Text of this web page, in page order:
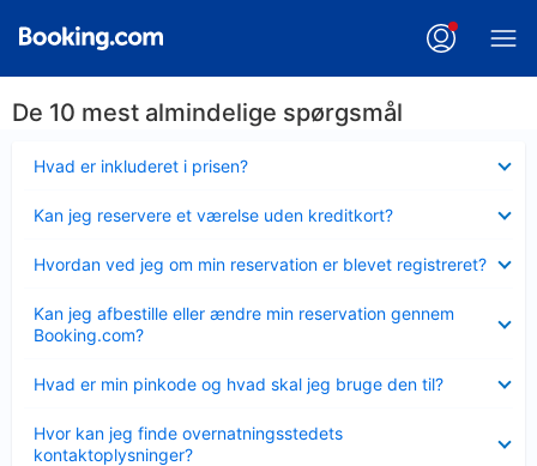
De 10 mest almindelige spørgsmål
Hvad er inkluderet i prisen?
Kan jeg reservere et værelse uden kreditkort?
Hvordan ved jeg om min reservation er blevet registreret?
Kan jeg afbestille eller ændre min reservation gennem
Booking.com?
Hvad er min pinkode og hvad skal jeg bruge den til?
Hvor kan jeg finde overnatningsstedets
kontaktoplysninger?